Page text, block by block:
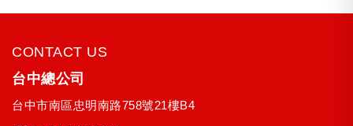
CONTACT US
台中總公司
台中市南區忠明南路758號21樓B4